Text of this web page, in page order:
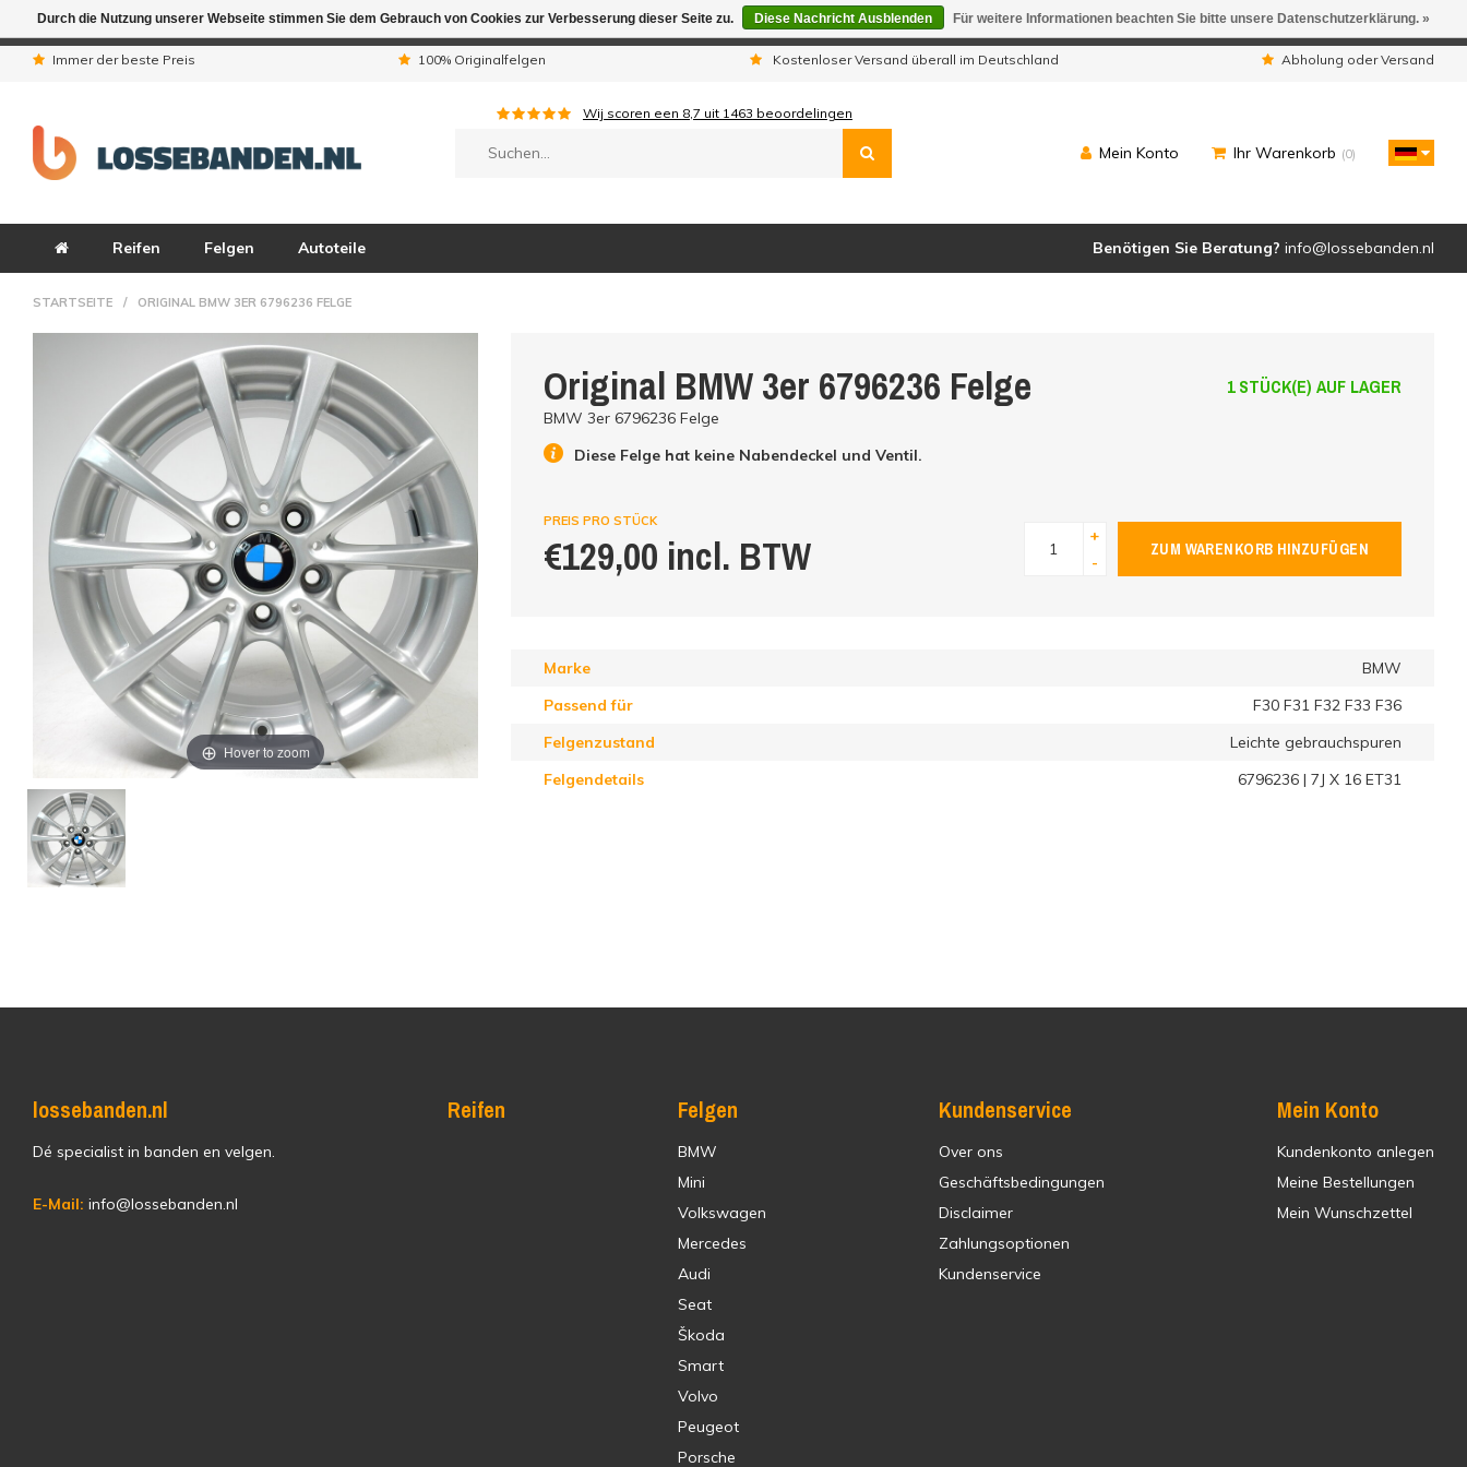
Immer der beste Preis 100% Originalfelgen Kostenloser Versand überall im Deutschland Abholung oder Versand
Wij scoren een 8,7 uit 1463 beoordelingen
Mein Konto Ihr Warenkorb (0)
Reifen Felgen Autoteile Benötigen Sie Beratung? info@lossebanden.nl
STARTSEITE / ORIGINAL BMW 3ER 6796236 FELGE
Hover to zoom
Original BMW 3er 6796236 Felge 1 STÜCK(E) AUF LAGER
BMW 3er 6796236 Felge
Diese Felge hat keine Nabendeckel und Ventil.
PREIS PRO STÜCK
€129,00 incl. BTW
+
-
ZUM WARENKORB HINZUFÜGEN
Marke
BMW
Passend für
F30 F31 F32 F33 F36
Felgenzustand
Leichte gebrauchspuren
Felgendetails
6796236 | 7J X 16 ET31
lossebanden.nl
Dé specialist in banden en velgen.
E-Mail: info@lossebanden.nl
Reifen Felgen
BMW
Mini
Volkswagen
Mercedes
Audi
Seat
Škoda
Smart
Volvo
Peugeot
Porsche
Kundenservice
Over ons
Geschäftsbedingungen
Disclaimer
Zahlungsoptionen
Kundenservice
Mein Konto
Kundenkonto anlegen
Meine Bestellungen
Mein Wunschzettel
Durch die Nutzung unserer Webseite stimmen Sie dem Gebrauch von Cookies zur Verbesserung dieser Seite zu. Diese Nachricht Ausblenden Für weitere Informationen beachten Sie bitte unsere Datenschutzerklärung. »
Aufgrund der Ferientagen sind wir telefonisch nicht erreichbar. Aufgegebene Bestellungen werden geliefert.